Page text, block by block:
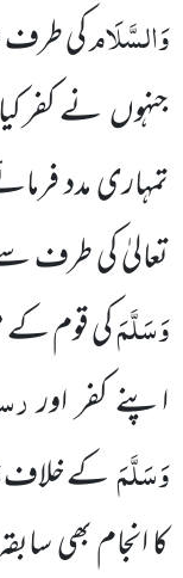
وَالسَّلَامکی طرف
جنہوںنے کفر کیا
تمہاری مدد
تعالیٰ کی طرف
وَسَلَّمَکی قوم
اپنے کفراور
وَسَلَّمَکے خلاف
کا انجام بھی